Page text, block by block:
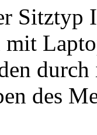
Sitztyp
des